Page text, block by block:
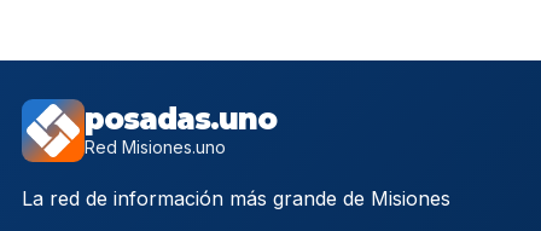
posadas.uno
Red Misiones.uno
La red de información más grande de Misiones